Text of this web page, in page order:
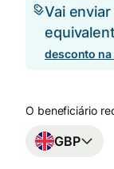
Vai
desconto
O beneficiário
GBP